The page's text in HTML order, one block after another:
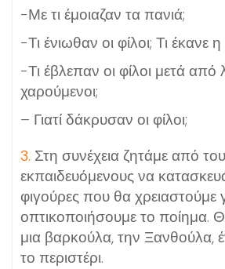
-Με τι έμοιαζαν τα πανιά;
-Τι ένιωθαν οι φίλοι; Τι έκανε
-Τι έβλεπαν οι φίλοι μετά από
χαρούμενοι;
– Γιατί δάκρυσαν οι φίλοι;
3. Στη συνέχεια ζητάμε από
εκπαιδευόμενους να
φιγούρες που θα χρειαστούμε
οπτικοποιήσουμε το ποίημα.
μια βαρκούλα, την Ξανθούλα,
το περιστέρι.